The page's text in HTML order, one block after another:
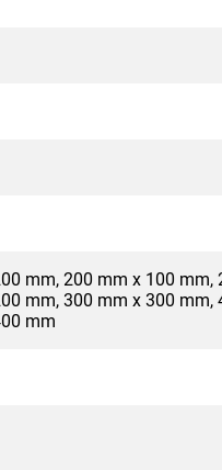
mm, 200 mm x 100 mm,
mm, 300 mm x 300 mm,
mm